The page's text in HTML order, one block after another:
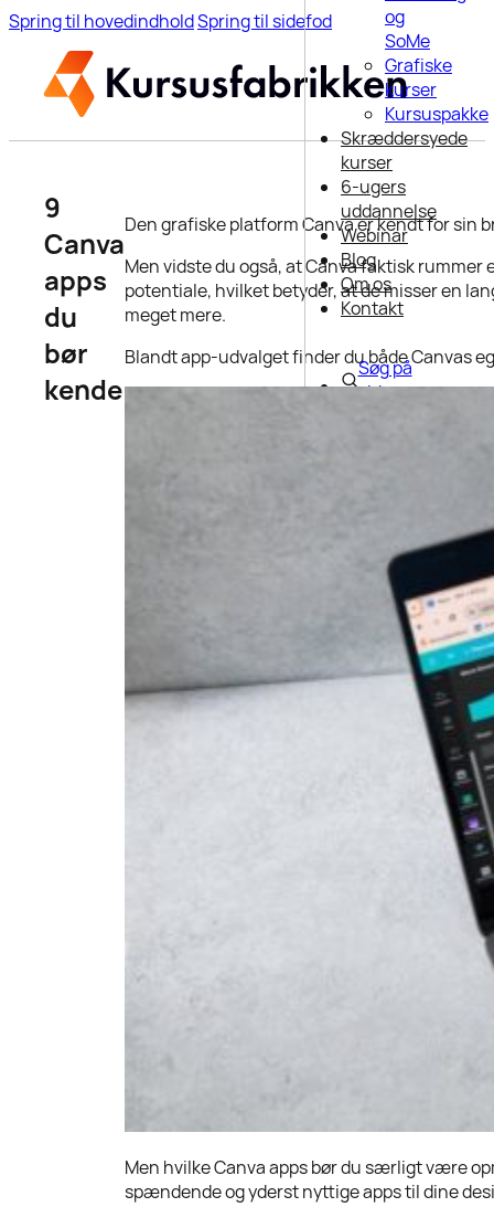
Spring til hovedindholdSpring til sidefod
og
SoMe
Grafiske
kurser
Kursuspakke
Skræddersyede
kurser
6-ugers
uddannelse
Webinar
Blog
Om os
Kontakt
Søg på
siden
9
Canva
apps
du
bør
kende
Den grafiske platform Canva er kendt for sin
Men vidste du også, at Canva faktisk
potentiale, hvilket betyder, at de misser en
meget mere.
Blandt app-udvalget finder du både Canvas
Men hvilke Canva apps bør du særligt være
spændende og yderst nyttige apps til dine